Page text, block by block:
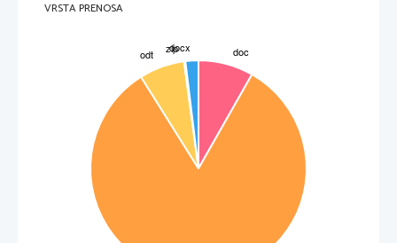
je pojavilo zaradi moževe zelo pogoste zakonske nezvestobe ter je sovražila vse Zevsove
VRSTA PRENOSA